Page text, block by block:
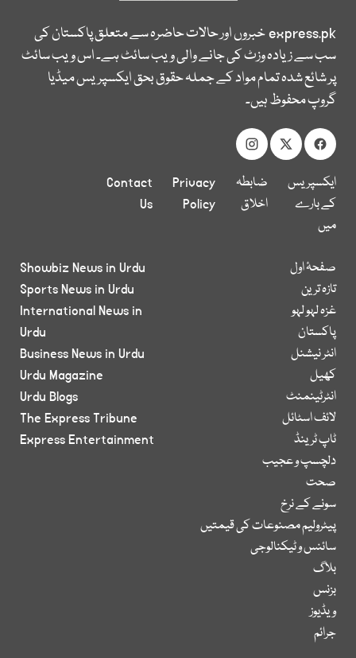
express.pkخبروں اور حالات حاضرہ سے متعلق پاکستان کی
سب سے زیادہ وزٹ کی جانے والی ویب سائٹ ہے۔ اس ویب سائٹ
پر شائع شدہ تمام مواد کے جملہ حقوق بحق ایکسپریس میڈیا
گروپ محفوظ ہیں۔
ایکسپریس
کے بارے
میں
ضابطہ
اخلاق
Privacy
Policy
Contact
Us
صفحۂ اول
تازہ ترین
غزہ لہو لہو
پاکستان
انٹر نیشنل
کھیل
انٹرٹینمنٹ
لائف اسٹائل
ٹاپ ٹرینڈ
دلچسپ و عجیب
صحت
سونے کے نرخ
پیٹرولیم مصنوعات کی قیمتیں
سائنس و ٹیکنالوجی
بلاگ
بزنس
ویڈیوز
جرائم
Showbiz News in Urdu
Sports News in Urdu
International News in
Urdu
Business News in Urdu
Urdu Magazine
Urdu Blogs
The Express Tribune
Express Entertainment